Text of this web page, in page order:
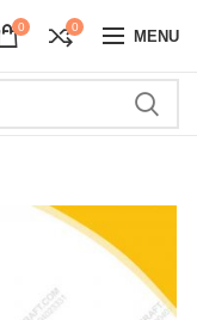
0 0 MENU